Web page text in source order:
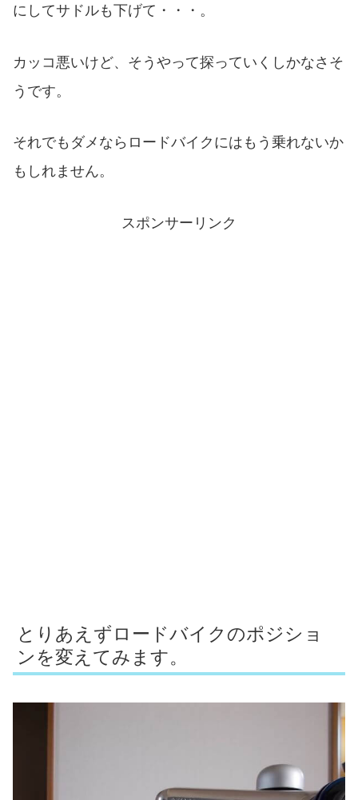
にしてサドルも下げて・・・。
カッコ悪いけど、そうやって探っていくしかなさそ
うです。
それでもダメならロードバイクにはもう乗れないか
もしれません。
スポンサーリンク
とりあえずロードバイクのポジショ
ンを変えてみます。